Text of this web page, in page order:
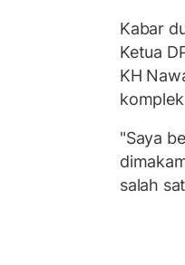
Kabar
Ketua
KH
"Saya
salah